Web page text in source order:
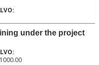
under the project